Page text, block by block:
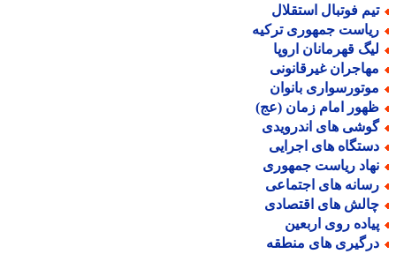
فوتبال استقلال
جمهوری ترکیه
قهرمانان اروپا
غیرقانونی
بانوان
امام زمان (عج)
های اندرویدی
های اجرایی
ریاست جمهوری
های اجتماعی
های اقتصادی
روی اربعین
های منطقه